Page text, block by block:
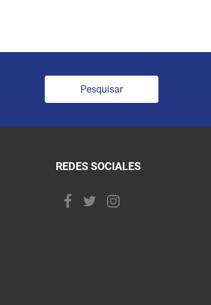
Pesquisar
REDES SOCIALES